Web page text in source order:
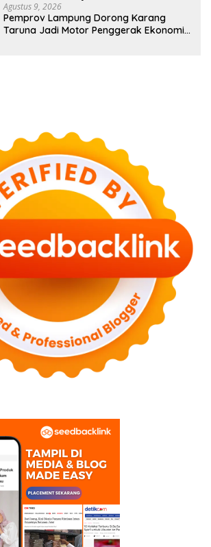
Agustus 9, 2026
Pemprov Lampung Dorong Karang
Taruna Jadi Motor Penggerak Ekonomi